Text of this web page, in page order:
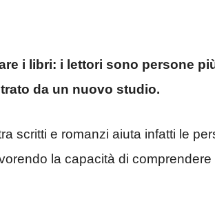
i libri: i lettori sono persone
da un nuovo studio.
scritti e romanzi aiuta infatti le
la capacità di comprendere